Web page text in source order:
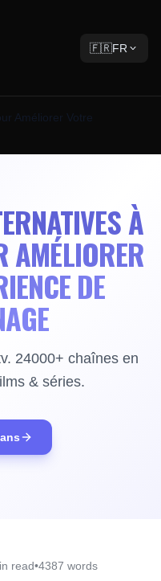
🇫🇷FR
Améliorer Votre
À
AMÉLIORER
DE
24000+ chaînes en
& séries.
read•4387 words